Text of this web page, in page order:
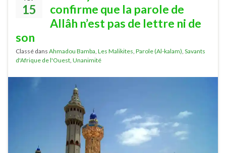
15
confirme que la parole de
Allâh n’est pas de lettre ni de
son
Classé dans Ahmadou Bamba Les Malikites Parole (Al-kalam) Savants
d'Afrique de l'Ouest Unanimité